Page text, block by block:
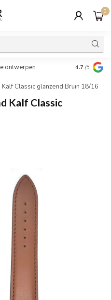
0
ontwerpen Wij
cadeau
4.7 /5
Classic glanzend Bruin 18/16
Kalf Classic